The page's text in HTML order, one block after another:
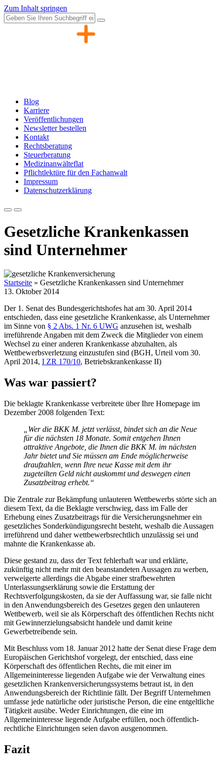
Zum Inhalt springen
Blog
Karriere
Veröffentlichungen
Newsletter bestellen
Kontakt
Rechtsberatung
Steuerberatung
Medizinanwälteflat
Pflichtlektüre für den Fachanwalt
Impressum
Datenschutzerklärung
Gesetzliche Krankenkassen
sind Unternehmer
Startseite » Gesetzliche Krankenkassen sind Unternehmer
13. Oktober 2014
Der 1. Senat des Bundesgerichtshofes hat am 30. April 2014
entschieden, dass eine gesetzliche Krankenkasse, als Unternehmer
im Sinne von § 2 Abs. 1 Nr. 6 UWG anzusehen ist, weshalb
irreführende Angaben mit dem Zweck die Mitglieder von einem
Wechsel zu einer anderen Krankenkasse abzuhalten, als
Wettbewerbsverletzung einzustufen sind (BGH, Urteil vom 30.
April 2014, I ZR 170/10, Betriebskrankenkasse II)
Was war passiert?
Die beklagte Krankenkasse verbreitete über Ihre Homepage im
Dezember 2008 folgenden Text:
„Wer die BKK M. jetzt verlässt, bindet sich an die Neue
für die nächsten 18 Monate. Somit entgehen Ihnen
attraktive Angebote, die Ihnen die BKK M. im nächsten
Jahr bietet und Sie müssen am Ende möglicherweise
draufzahlen, wenn Ihre neue Kasse mit dem ihr
zugeteilten Geld nicht auskommt und deswegen einen
Zusatzbeitrag erhebt.“
Die Zentrale zur Bekämpfung unlauteren Wettbewerbs störte sich an
diesem Text, da die Beklagte verschwieg, dass im Falle der
Erhebung eines Zusatzbeitrags für die Versicherungsnehmer ein
gesetzliches Sonderkündigungsrecht besteht, weshalb die Aussagen
irreführend und daher wettbewerbsrechtlich unzulässig sei und
mahnte die Krankenkasse ab.
Diese gestand zu, dass der Text fehlerhaft war und erklärte,
zukünftig nicht mehr mit den beanstandeten Aussagen zu werben,
verweigerte allerdings die Abgabe einer strafbewehrten
Unterlassungserklärung sowie die Erstattung der
Rechtsverfolgungskosten, da sie der Auffassung war, sie falle nicht
in den Anwendungsbereich des Gesetzes gegen den unlauteren
Wettbewerb, weil sie als Körperschaft des öffentlichen Rechts nicht
mit Gewinnerzielungsabsicht handele und damit keine
Gewerbetreibende sein.
Mit Beschluss vom 18. Januar 2012 hatte der Senat diese Frage dem
Europäischen Gerichtshof vorgelegt, der entschied, dass eine
Körperschaft des öffentlichen Rechts, die mit einer im
Allgemeininteresse liegenden Aufgabe wie der Verwaltung eines
gesetzlichen Krankenversicherungssystems betraut ist, in den
Anwendungsbereich der Richtlinie fällt. Der Begriff Unternehmen
umfasse jede natürliche oder juristische Person, die eine entgeltliche
Tätigkeit ausübe. Weder Einrichtungen, die eine im
Allgemeininteresse liegende Aufgabe erfüllen, noch öffentlich-
rechtliche Einrichtungen seien davon ausgenommen.
Fazit